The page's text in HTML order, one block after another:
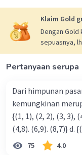
Klaim Gold
Dengan Gold
sepuasnya,
Pertanyaan serupa
Dari himpunan
kemungkinan merupakan ko-
{(1, 1), (2, 2), (3, 3), (4,4)} b. {(1, 2), (2, 3), (3, 4).
(4,8).
75 4.0